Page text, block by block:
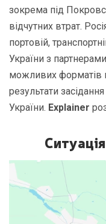
зокрема під
відчутних втрат.
портовій,
України з
можливих форматів
результати
України. Explainer